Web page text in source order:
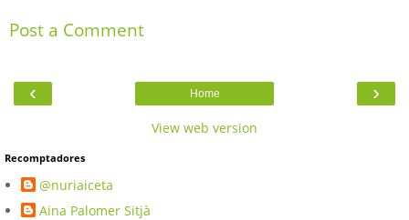
Post a Comment
‹ ›
Home
View web version
Recomptadores
@nuriaiceta
Aina Palomer Sitjà